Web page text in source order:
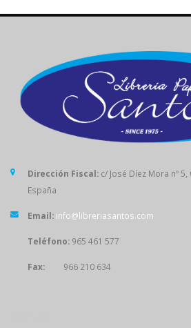
Dirección Fiscal: c/ José Díez Mora nº 5,
España
Email: info@libreriasantos.com
Teléfono: 965 461 577
Fax: 966 210 634